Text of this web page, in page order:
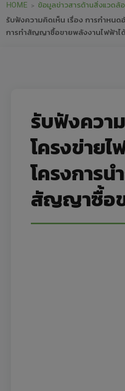
HOME > ข้อมูลข่าวสารด้านสิ่งแวดล้
รับฟังความคิดเห็น เรื่อง การกำหนด
การทำสัญญาซื้อขายพลังงานไฟฟ้าไ
รับฟังควา
โครงข่าย
โครงการ
สัญญาซื้อข